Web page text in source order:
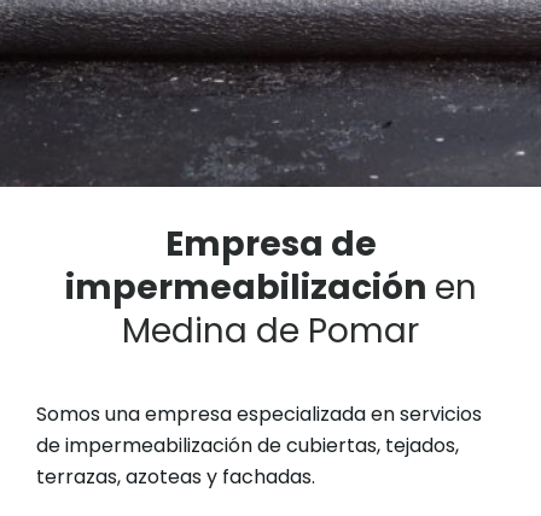
Empresa de
impermeabilización en
Medina de Pomar
Somos una empresa especializada en servicios
de impermeabilización de cubiertas, tejados,
terrazas, azoteas y fachadas.